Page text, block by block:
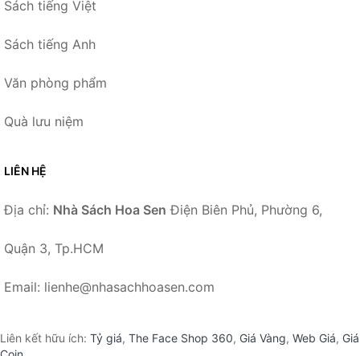
Sách tiếng Việt
Sách tiếng Anh
Văn phòng phẩm
Quà lưu niệm
LIÊN HỆ
Địa chỉ: Nhà Sách Hoa Sen Điện Biên Phủ, Phường 6,
Quận 3, Tp.HCM
Email: lienhe@nhasachhoasen.com
Liên kết hữu ích: Tỷ giá, The Face Shop 360, Giá Vàng, Web Giá, Giá